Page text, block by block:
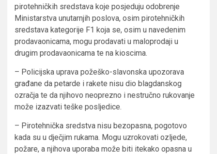
pirotehničkih sredstava koje posjeduju odobrenje
Ministarstva unutarnjih poslova, osim pirotehničkih
sredstava kategorije F1 koja se, osim u navedenim
prodavaonicama, mogu prodavati u maloprodaji u
drugim prodavaonicama te na kioscima.
– Policijska uprava požeško-slavonska upozorava
građane da petarde i rakete nisu dio blagdanskog
ozračja te da njihovo neoprezno i nestručno rukovanje
može izazvati teške posljedice.
– Pirotehnička sredstva nisu bezopasna, pogotovo
kada su u dječjim rukama. Mogu uzrokovati ozljede,
požare, a njihova uporaba može biti itekako opasna u